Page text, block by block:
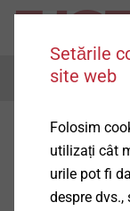
Menu
Setările
site web
Folosim
utilizați cât
urile pot fi
despre